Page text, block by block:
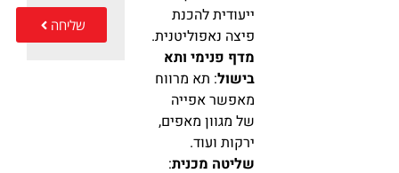
ייעודית להכנת
פיצה נאפוליטנית.
מדף פנימי ותא
בישול: תא מרווח
מאפשר אפייה
של מגוון מאפים,
ירקות ועוד.
שליטה מכנית:
שליחה